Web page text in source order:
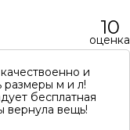
и
размеры м и л!
бесплатная
вернула вещь!
10
оценка